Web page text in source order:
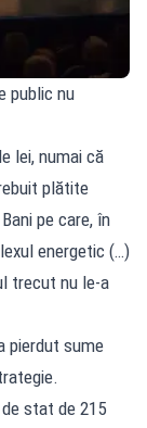
public nu
lei, numai că
plătite
pe care, în
energetic (…)
trecut nu le-a
pierdut sume
stat de 215